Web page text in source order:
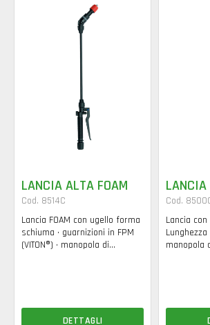
LANCIA ALTA FOAM
Cod. 8514C
Lancia FOAM con ugello forma
schiuma • guarnizioni in FPM
(VITON®) • manopola di...
DETTAGLI
LANCIA
Cod.
Lancia con
Lunghezza
manopola